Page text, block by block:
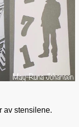
av stensilene.